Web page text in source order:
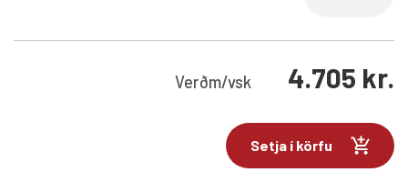
Verðm/vsk 4.705 kr.
Setja í körfu